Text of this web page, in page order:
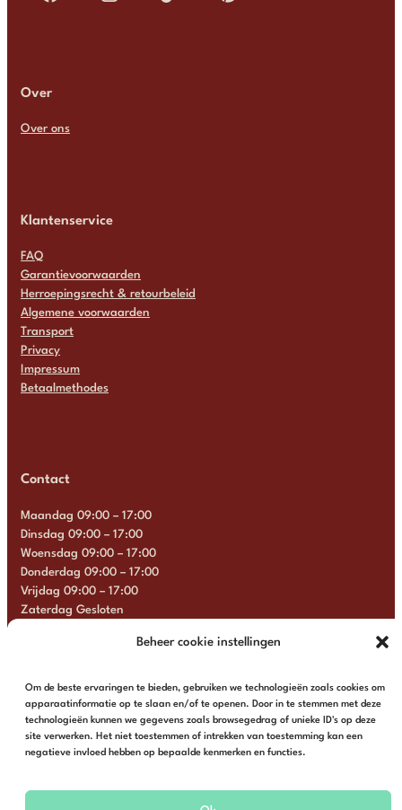
Beheer cookie instellingen
Om de beste ervaringen te bieden, gebruiken we technologieën zoals cookies om
apparaatinformatie op te slaan en/of te openen. Door in te stemmen met deze
technologieën kunnen we gegevens zoals browsegedrag of unieke ID's op deze
site verwerken. Het niet toestemmen of intrekken van toestemming kan een
negatieve invloed hebben op bepaalde kenmerken en functies.
Over
Over ons
Klantenservice
FAQ
Garantievoorwaarden
Herroepingsrecht & retourbeleid
Algemene voorwaarden
Transport
Privacy
Impressum
Betaalmethodes
Contact
Maandag 09:00 – 17:00
Dinsdag 09:00 – 17:00
Woensdag 09:00 – 17:00
Donderdag 09:00 – 17:00
Vrijdag 09:00 – 17:00
Zaterdag Gesloten